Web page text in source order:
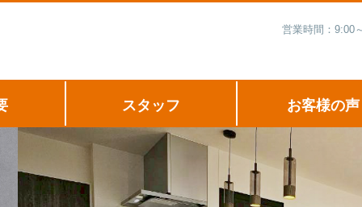
営業時間：
スタッフ お客様の声